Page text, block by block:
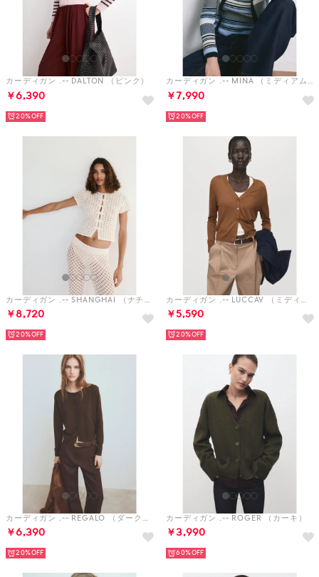
カーディガン .-- DALTON （ピンク）
￥6,390
20%
カーディガン .-- MINA （ミディアムブルー）
￥7,990
20%
カーディガン .-- SHANGHAI （ナチュラルホワイト）
￥8,720
20%
カーディガン .-- LUCCAV （ミディアムブラウン）
￥5,590
20%
カーディガン .-- REGALO （ダークブラウン）
￥6,390
20%
カーディガン .-- ROGER （カーキ）
￥3,990
60%